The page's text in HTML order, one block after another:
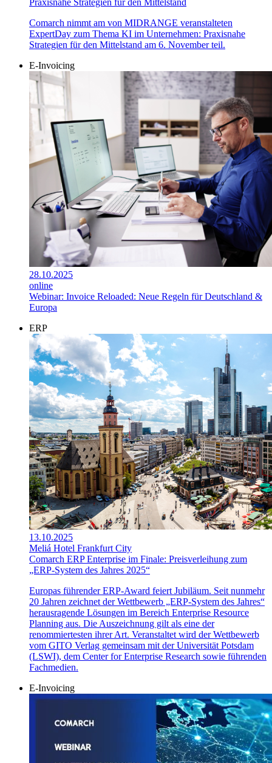
Comarch nimmt am von MIDRANGE veranstalteten
ExpertDay zum Thema KI im Unternehmen: Praxisnahe
Strategien für den Mittelstand am 6. November teil.
E-Invoicing
28.10.2025
online
Webinar: Invoice Reloaded: Neue Regeln für Deutschland &
Europa
ERP
13.10.2025
Meliá Hotel Frankfurt City
Comarch ERP Enterprise im Finale: Preisverleihung zum
„ERP-System des Jahres 2025“
Europas führender ERP-Award feiert Jubiläum. Seit nunmehr
20 Jahren zeichnet der Wettbewerb „ERP-System des Jahres“
herausragende Lösungen im Bereich Enterprise Resource
Planning aus. Die Auszeichnung gilt als eine der
renommiertesten ihrer Art. Veranstaltet wird der Wettbewerb
vom GITO Verlag gemeinsam mit der Universität Potsdam
(LSWI), dem Center for Enterprise Research sowie führenden
Fachmedien.
E-Invoicing